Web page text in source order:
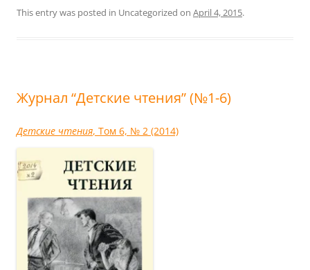
This entry was posted in Uncategorized on April 4, 2015.
Журнал “Детские чтения” (№1-6)
Детcкие чтения, Том 6, № 2 (2014)